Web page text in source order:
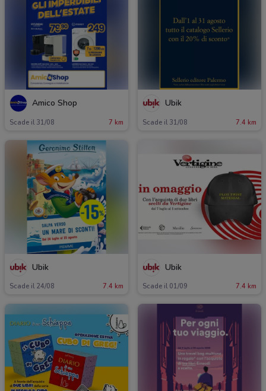
Amico Shop
Scade il 31/08 7 km
Ubik
Scade il 31/08 7.4 km
Ubik
Scade il 24/08 7.4 km
Ubik
Scade il 01/09 7.4 km